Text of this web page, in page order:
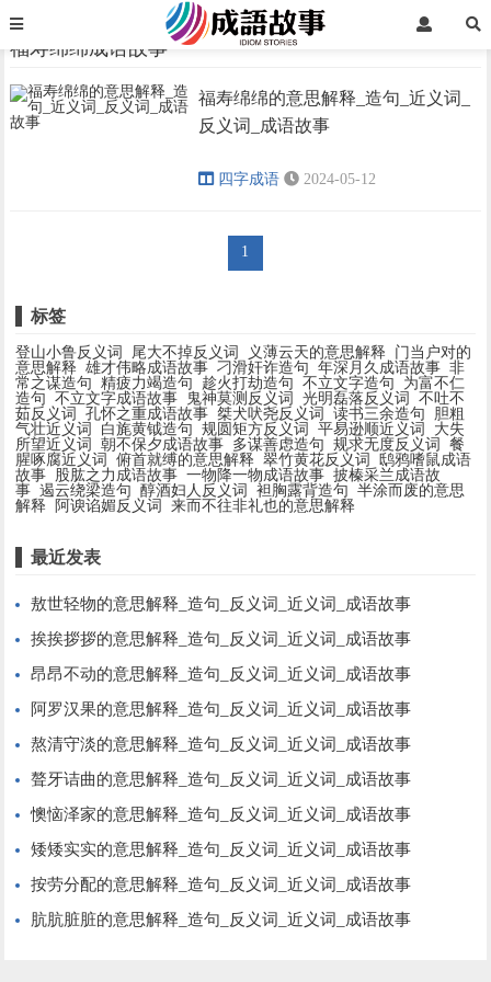
› ›
福寿绵绵成语故事
福寿绵绵成语故事
福寿绵绵的意思解释_造句_近义词_
反义词_成语故事
四字成语 2024-05-12
1
标签
登山小鲁反义词 尾大不掉反义词 义薄云天的意思解释
门当户对的
意思解释
雄才伟略成语故事 刁滑奸诈造句 年深月久成语故事 非
常之谋造句
精疲力竭造句 趁火打劫造句 不立文字造句
为富不仁
造句
不立文字成语故事 鬼神莫测反义词 光明磊落反义词
不吐不
茹反义词
孔怀之重成语故事 桀犬吠尧反义词 读书三余造句
胆粗
气壮近义词
白旄黄钺造句 规圆矩方反义词 平易逊顺近义词
大失
所望近义词
朝不保夕成语故事 多谋善虑造句 规求无度反义词
餐
腥啄腐近义词
俯首就缚的意思解释 翠竹黄花反义词
鸱鸦嗜鼠成语
故事 股肱之力成语故事 一物降一物成语故事 披榛采兰成语故
事 遏云绕梁造句 醇酒妇人反义词 袒胸露背造句
半涂而废的意思
解释
阿谀谄媚反义词 来而不往非礼也的意思解释
最近发表
敖世轻物的意思解释_造句_反义词_近义词_成语故事
挨挨拶拶的意思解释_造句_反义词_近义词_成语故事
昂昂不动的意思解释_造句_反义词_近义词_成语故事
阿罗汉果的意思解释_造句_反义词_近义词_成语故事
熬清守淡的意思解释_造句_反义词_近义词_成语故事
聱牙诘曲的意思解释_造句_反义词_近义词_成语故事
懊恼泽家的意思解释_造句_反义词_近义词_成语故事
矮矮实实的意思解释_造句_反义词_近义词_成语故事
按劳分配的意思解释_造句_反义词_近义词_成语故事
肮肮脏脏的意思解释_造句_反义词_近义词_成语故事